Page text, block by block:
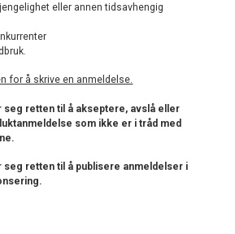
eller annen tidsavhengig
for å skrive en anmeldelse.
seg retten til å akseptere, avslå eller
som ikke er i tråd med
seg retten til å publisere anmeldelser i